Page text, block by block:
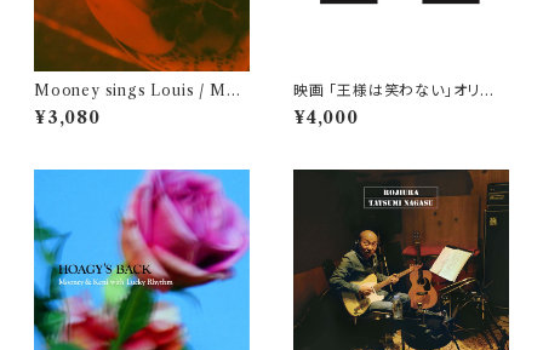
Mooney sings Louis / Moo
ney
¥3,080
映画 「王様は笑わない」オリジ
ナルTシャツ【Mサイズ】
¥4,000